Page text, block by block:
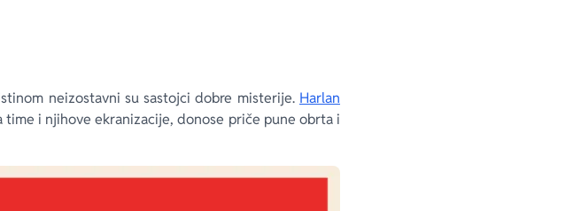
neizostavni su sastojci dobre misterije. Harlan
i njihove ekranizacije, donose priče pune obrta i